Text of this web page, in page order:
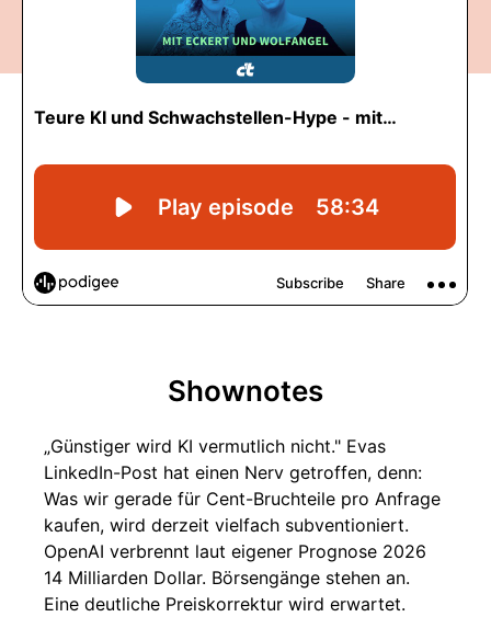
Shownotes
„Günstiger wird KI vermutlich nicht." Evas
LinkedIn-Post hat einen Nerv getroffen, denn:
Was wir gerade für Cent-Bruchteile pro Anfrage
kaufen, wird derzeit vielfach subventioniert.
OpenAI verbrennt laut eigener Prognose 2026
14 Milliarden Dollar. Börsengänge stehen an.
Eine deutliche Preiskorrektur wird erwartet.